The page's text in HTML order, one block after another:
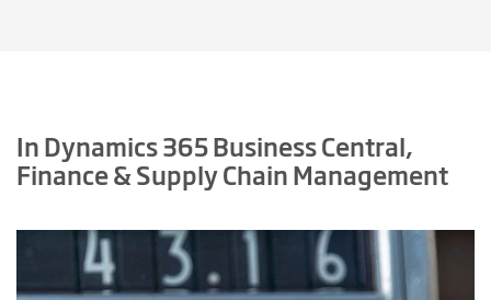
In Dynamics 365 Business Central,
Finance & Supply Chain Management